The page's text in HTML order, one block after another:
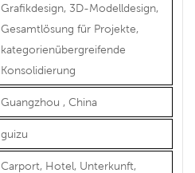
Grafikdesign, 3D-Modelldesign,
Gesamtlösung für Projekte,
kategorienübergreifende
Konsolidierung
Guangzhou , China
guizu
Carport, Hotel, Unterkunft,